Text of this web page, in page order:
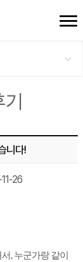
니다!
26
, 누군가랑 같이